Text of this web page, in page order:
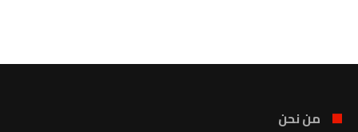
من نحن